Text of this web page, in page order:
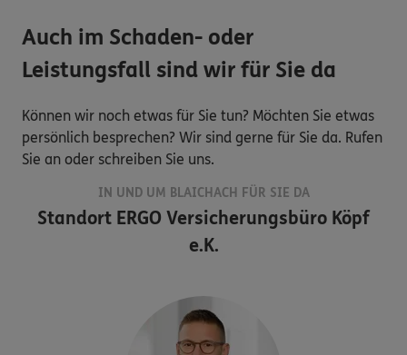
Auch im Schaden- oder
Leistungsfall sind wir für Sie da
Können wir noch etwas für Sie tun? Möchten Sie etwas
persönlich besprechen? Wir sind gerne für Sie da. Rufen
Sie an oder schreiben Sie uns.
IN UND UM BLAICHACH FÜR SIE DA
Standort ERGO Versicherungsbüro Köpf
e.K.